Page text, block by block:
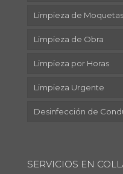
Limpieza de Moquetas
Limpieza de Obra
Limpieza por Horas
Limpieza Urgente
Desinfección de
SERVICIOS EN